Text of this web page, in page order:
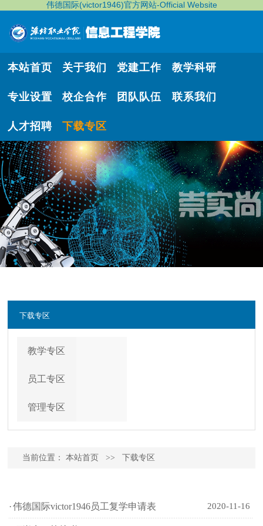
伟德国际(victor1946)官方网站-Official Website
本站首页 关于我们 党建工作 教学科研
专业设置 校企合作 团队队伍 联系我们
人才招聘 下载专区
下载专区
教学专区
员工专区
管理专区
当前位置： 本站首页 >> 下载专区
· 伟德国际victor1946员工复学申请表 2020-11-16